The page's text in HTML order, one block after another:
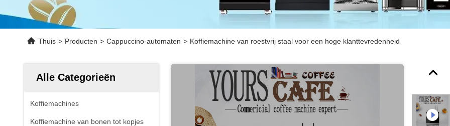
Thuis > Producten > Cappuccino-automaten > Koffiemachine van roestvrij staal voor een hoge klanttevredenheid
Alle Categorieën
Koffiemachines
Koffiemachine van bonen tot kopjes